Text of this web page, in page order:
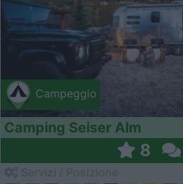
Campeggio
Camping Seiser Alm
8